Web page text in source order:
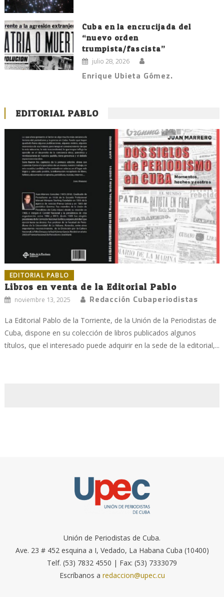
Cuba en la encrucijada del
“nuevo orden
trumpista/fascista”
julio 28, 2026
Enrique Ubieta Gómez.
EDITORIAL PABLO
EDITORIAL PABLO
Libros en venta de la Editorial Pablo
noviembre 13, 2025 Redacción Cubaperiodistas
La Editorial Pablo de la Torriente, de la Unión de la Periodistas de
Cuba, dispone en su colección de libros publicados algunos
títulos, que el interesado puede adquirir en la sede de la editorial,...
Unión de Periodistas de Cuba.
Ave. 23 # 452 esquina a I, Vedado, La Habana Cuba (10400)
Telf. (53) 7832 4550 | Fax: (53) 7333079
Escríbanos a redaccion@upec.cu